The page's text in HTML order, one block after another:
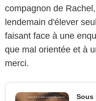
compagnon de
lendemain d'élever
faisant face à une
que mal orientée et à
merci.
Sous